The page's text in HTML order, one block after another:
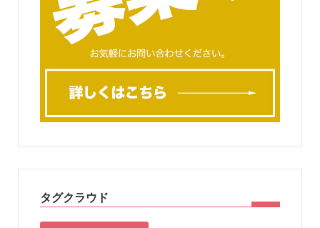
タグクラウド